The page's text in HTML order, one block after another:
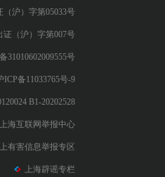
沪）字第05033号
证（沪）字第007号
31010602009555号
ICP备11033765号-9
B1-20202528
上海互联网举报中心
有害信息举报专区
上海辟谣专栏